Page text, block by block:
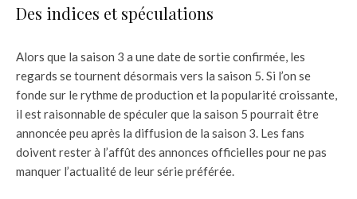
Des indices et spéculations
Alors que la saison 3 a une date de sortie confirmée, les
regards se tournent désormais vers la saison 5. Si l’on se
fonde sur le rythme de production et la popularité croissante,
il est raisonnable de spéculer que la saison 5 pourrait être
annoncée peu après la diffusion de la saison 3. Les fans
doivent rester à l’affût des annonces officielles pour ne pas
manquer l’actualité de leur série préférée.